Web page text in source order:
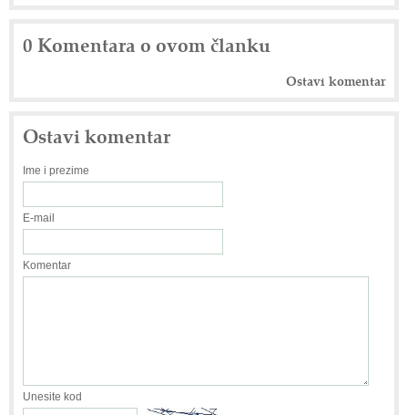
0 Komentara o ovom članku
Ostavi komentar
Ostavi komentar
Ime i prezime
E-mail
Komentar
Unesite kod